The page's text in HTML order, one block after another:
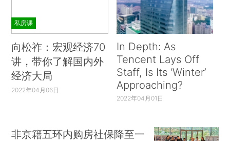
私房课
向松祚：宏观经济70
讲，带你了解国内外
经济大局
2022年04月06日
In Depth: As
Tencent Lays Off
Staff, Is Its ‘Winter’
Approaching?
2022年04月01日
非京籍五环内购房社保降至一